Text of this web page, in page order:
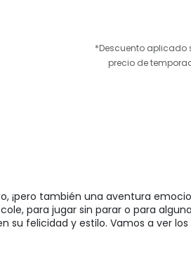
*Descuento aplicado
precio de
¡pero también una aventura
para jugar sin parar o para
su felicidad y estilo. Vamos a ver